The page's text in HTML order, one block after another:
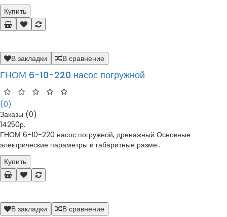
Купить
В закладки В сравнение
ГНОМ 6-10-220 насос погружной
(0)
Заказы (0)
14250р.
ГНОМ 6-10-220 насос погружной, дренажный Основные
электрические параметры и габаритные разме..
Купить
В закладки В сравнение